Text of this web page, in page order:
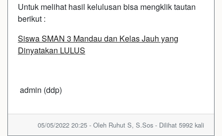
Untuk melihat hasil kelulusan bisa mengklik tautan
berikut :
Siswa SMAN 3 Mandau dan Kelas Jauh yang
Dinyatakan LULUS
admin (ddp)
05/05/2022 20:25 - Oleh Ruhut S, S.Sos - Dilihat 5992 kali